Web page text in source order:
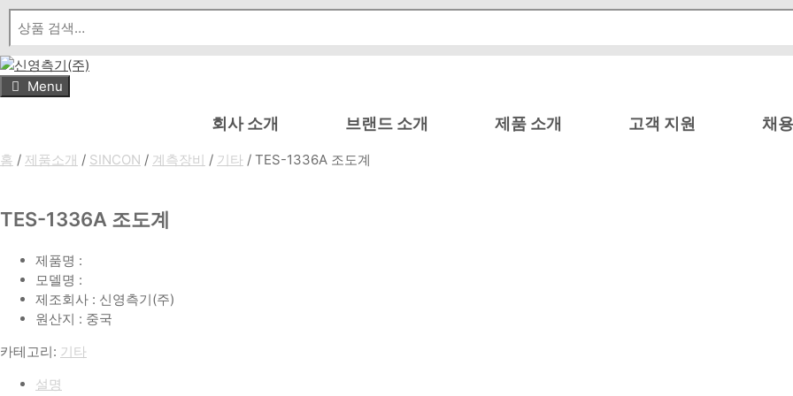
Skip
content
Menu
회사 소개 브랜드 소개 제품 소개 고객 지원 채
홈 / 제품소개 / SINCON / 계측장비 / 기타 / TES-1336A 조도계
TES-1336A 조도계
제품명 :
모델명 :
제조회사 : 신영측기(주)
원산지 : 중국
카테고리: 기타
설명